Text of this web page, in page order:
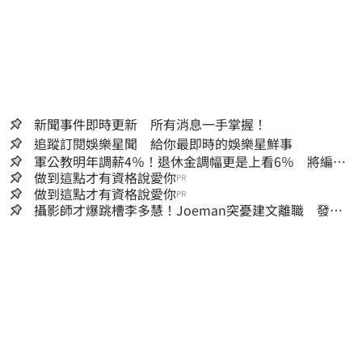
新聞事件即時更新 所有消息一手掌握！
追蹤訂閱娛樂星聞 給你最即時的娛樂星鮮事
軍公教明年調薪4％！退休金調幅更是上看6％ 將編入
明年度總預算
做到這點才有資格說愛你PR
做到這點才有資格說愛你PR
攝影師才爆跳槽李多慧！Joeman突憂建文離職 發聲